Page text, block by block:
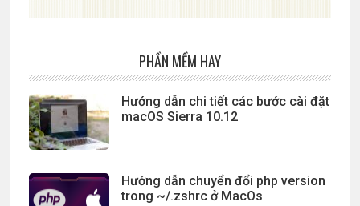
PHẦN MỀM HAY
Hướng dẫn chi tiết các bước cài đặt
macOS Sierra 10.12
Hướng dẫn chuyển đổi php version
trong ~/.zshrc ở MacOs